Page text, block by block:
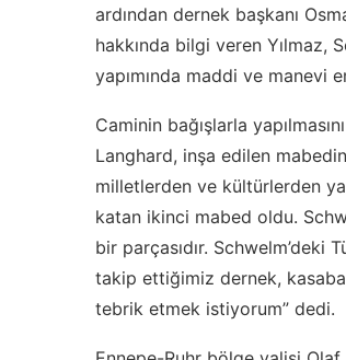
ardından dernek başkanı
hakkında bilgi veren Yılmaz,
yapımında maddi ve manevi
Caminin bağışlarla
Langhard, inşa edilen
milletlerden ve kültürlerden
katan ikinci mabed oldu.
bir parçasıdır. Schwelm’deki
takip ettiğimiz dernek,
tebrik etmek istiyorum” dedi.